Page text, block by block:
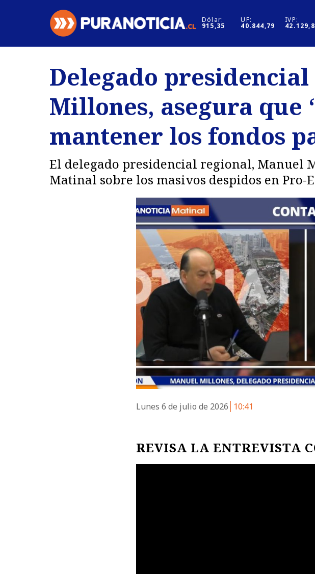
Dólar:
915,35
UF:
40.844,79
IVP:
Regiones
Deportes
Internacional
Motores
Delegado
Millones, asegura que
mantener los fondos
El delegado presidencial regional, Manuel
Matinal sobre los masivos despidos en Pro-
Lunes 6 de julio de 2026 10:41
REVISA LA ENTREVISTA